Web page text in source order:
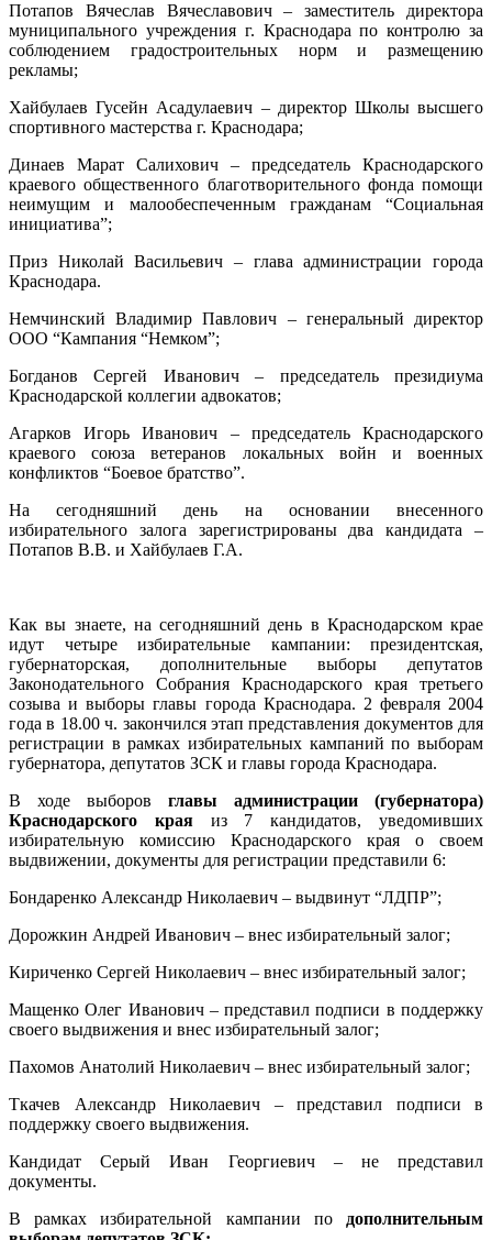
Потапов Вячеслав Вячеславович – заместитель директора
муниципального учреждения г. Краснодара по контролю за
соблюдением градостроительных норм и размещению
рекламы;
Хайбулаев Гусейн Асадулаевич – директор Школы высшего
спортивного мастерства г. Краснодара;
Динаев Марат Салихович – председатель Краснодарского
краевого общественного благотворительного фонда помощи
неимущим и малообеспеченным гражданам “Социальная
инициатива”;
Приз Николай Васильевич – глава администрации города
Краснодара.
Немчинский Владимир Павлович – генеральный директор
ООО “Кампания “Немком”;
Богданов Сергей Иванович – председатель президиума
Краснодарской коллегии адвокатов;
Агарков Игорь Иванович – председатель Краснодарского
краевого союза ветеранов локальных войн и военных
конфликтов “Боевое братство”.
На сегодняшний день на основании внесенного
избирательного залога зарегистрированы два кандидата –
Потапов В.В. и Хайбулаев Г.А.
Как вы знаете, на сегодняшний день в Краснодарском крае
идут четыре избирательные кампании: президентская,
губернаторская, дополнительные выборы депутатов
Законодательного Собрания Краснодарского края третьего
созыва и выборы главы города Краснодара. 2 февраля 2004
года в 18.00 ч. закончился этап представления документов для
регистрации в рамках избирательных кампаний по выборам
губернатора, депутатов ЗСК и главы города Краснодара.
В ходе выборов главы администрации (губернатора)
Краснодарского краяиз 7 кандидатов, уведомивших
избирательную комиссию Краснодарского края о своем
выдвижении, документы для регистрации представили 6:
Бондаренко Александр Николаевич – выдвинут “ЛДПР”;
Дорожкин Андрей Иванович – внес избирательный залог;
Кириченко Сергей Николаевич – внес избирательный залог;
Мащенко Олег Иванович – представил подписи в поддержку
своего выдвижения и внес избирательный залог;
Пахомов Анатолий Николаевич – внес избирательный залог;
Ткачев Александр Николаевич – представил подписи в
поддержку своего выдвижения.
Кандидат Серый Иван Георгиевич – не представил
документы.
В рамках избирательной кампании по дополнительным